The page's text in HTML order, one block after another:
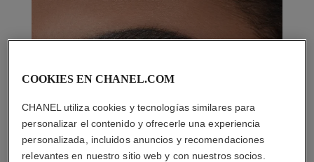
COOKIES EN CHANEL.COM
CHANEL utiliza cookies y tecnologías similares para
personalizar el contenido y ofrecerle una experiencia
personalizada, incluidos anuncios y recomendaciones
relevantes en nuestro sitio web y con nuestros socios.